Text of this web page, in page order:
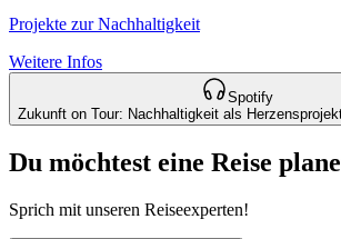
Projekte zur Nachhaltigkeit
Weitere Infos
Spotify
Zukunft on Tour: Nachhaltigkeit als
Du möchtest eine Reise
Sprich mit unseren Reiseexperten!